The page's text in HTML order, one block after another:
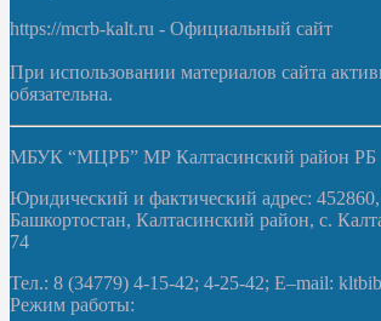
https://mcrb-kalt.ru - Официальный сайт
При использовании материалов сайта
обязательна.
МБУК “МЦРБ” МР Калтасинский район РБ
Юридический и фактический адрес:
Башкортостан, Калтасинский район, с.
74
Тел.: 8 (34779) 4-15-42; 4-25-42; E–mail:
Режим работы: